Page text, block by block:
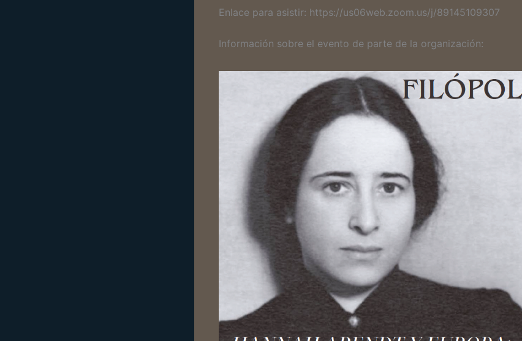
Enlace para asistir: https://us06web.zoom.us/j/89145109307
Información sobre el evento de parte de la organización: